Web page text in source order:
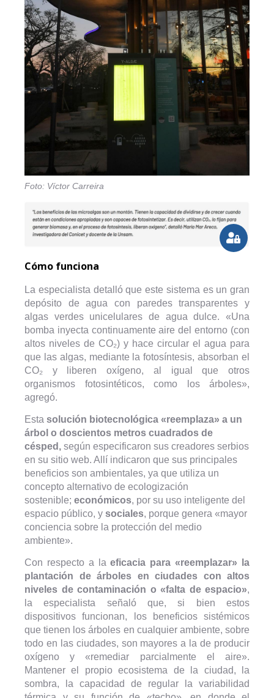
Foto: Víctor Carreira
Cómo funciona
La especialista detalló que este sistema es un gran
depósito de agua con paredes transparentes y
algas verdes unicelulares de agua dulce. «Una
bomba inyecta continuamente aire del entorno (con
altos niveles de CO₂) y hace circular el agua para
que las algas, mediante la fotosíntesis, absorban el
CO₂ y liberen oxígeno, al igual que otros
organismos fotosintéticos, como los árboles»,
agregó.
Esta solución biotecnológica «reemplaza» a un
árbol o doscientos metros cuadrados de
césped, según especificaron sus creadores serbios
en su sitio web. Allí indicaron que sus principales
beneficios son ambientales, ya que utiliza un
concepto alternativo de ecologización
sostenible; económicos, por su uso inteligente del
espacio público, y sociales, porque genera «mayor
conciencia sobre la protección del medio
ambiente».
Con respecto a laeficacia para «reemplazar» la
plantación de árboles en ciudades con altos
niveles de contaminación o «falta de espacio»,
la especialista señaló que, si bien estos
dispositivos funcionan, los beneficios sistémicos
que tienen los árboles en cualquier ambiente, sobre
todo en las ciudades, son mayores a la de producir
oxígeno y «remediar parcialmente el aire».
Mantener el propio ecosistema de la ciudad, la
sombra, la capacidad de regular la variabilidad